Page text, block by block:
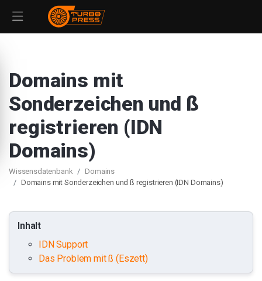
Domains mit
Sonderzeichen und ß
registrieren (IDN
Domains)
Wissensdatenbank
Domains
Domains mit Sonderzeichen und ß registrieren (IDN Domains)
Inhalt
IDN Support
Das Problem mit ß (Eszett)